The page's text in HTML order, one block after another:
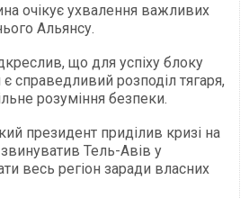
очікує ухвалення важливих
Альянсу.
що для успіху блоку
справедливий розподіл тягаря,
розуміння безпеки.
президент приділив кризі на
Тель-Авів у
весь регіон заради власних